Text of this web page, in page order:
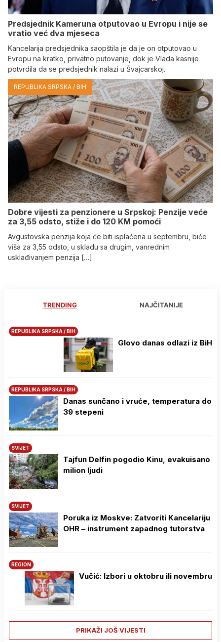
Predsjednik Kameruna otputovao u Evropu i nije se
vratio već dva mjeseca
Kancelarija predsjednika saopštila je da je on otputovao u
Evropu na kratko, privatno putovanje, dok je Vlada kasnije
potvrdila da se predsjednik nalazi u Švajcarskoj.
REPUBLIKA SRPSKA / BIH
Dobre vijesti za penzionere u Srpskoj: Penzije veće
za 3,55 odsto, stiže i do 120 KM pomoći
Avgustovska penzija koja će biti isplaćena u septembru, biće
viša za 3,55 odsto, u skladu sa drugim, vanrednim
usklađivanjem penzija […]
TRENDING NAJČITANIJE
REPUBLIKA SRPSKA / BIH
Glovo danas odlazi iz BiH
REPUBLIKA SRPSKA / BIH
Danas sunčano i vruće, temperatura do
39 stepeni
SVIJET
Tajfun Delfin pogodio Kinu, evakuisano
milion ljudi
SVIJET
Poruka iz Moskve: Zatvoriti Kancelariju
OHR – instrument zapadnog tutorstva
REGION
Vučić: Izbori u oktobru ili novembru
PRIKAŽI JOŠ VIJESTI